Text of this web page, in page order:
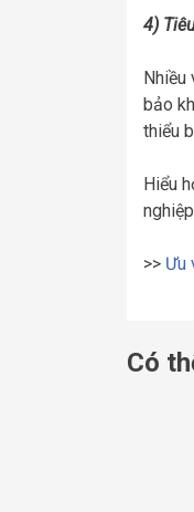
4)
bảo
thiểu
Hiểu
>> Ưu
Có